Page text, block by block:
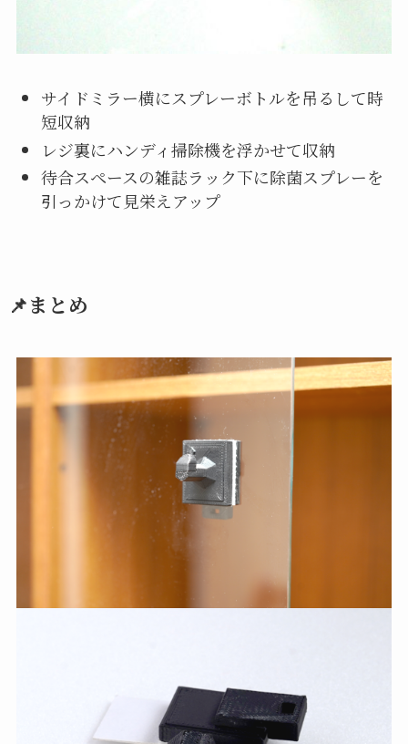
サイドミラー横にスプレーボトルを吊るして時
短収納
レジ裏にハンディ掃除機を浮かせて収納
待合スペースの雑誌ラック下に除菌スプレーを
引っかけて見栄えアップ
📌まとめ